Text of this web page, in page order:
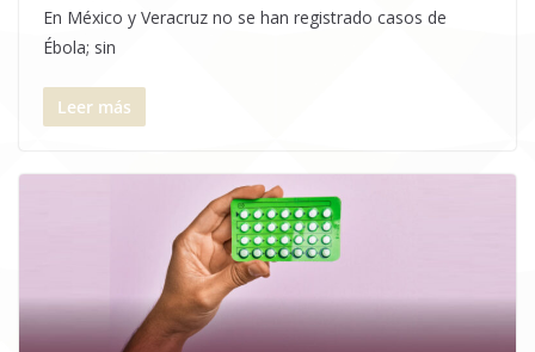
En México y Veracruz no se han registrado casos de
Ébola; sin
Leer más